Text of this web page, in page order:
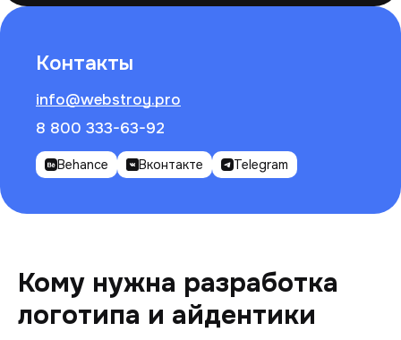
Контакты
info@webstroy.pro
8 800 333-63-92
Behance Вконтакте Telegram
Кому нужна разработка
логотипа и айдентики